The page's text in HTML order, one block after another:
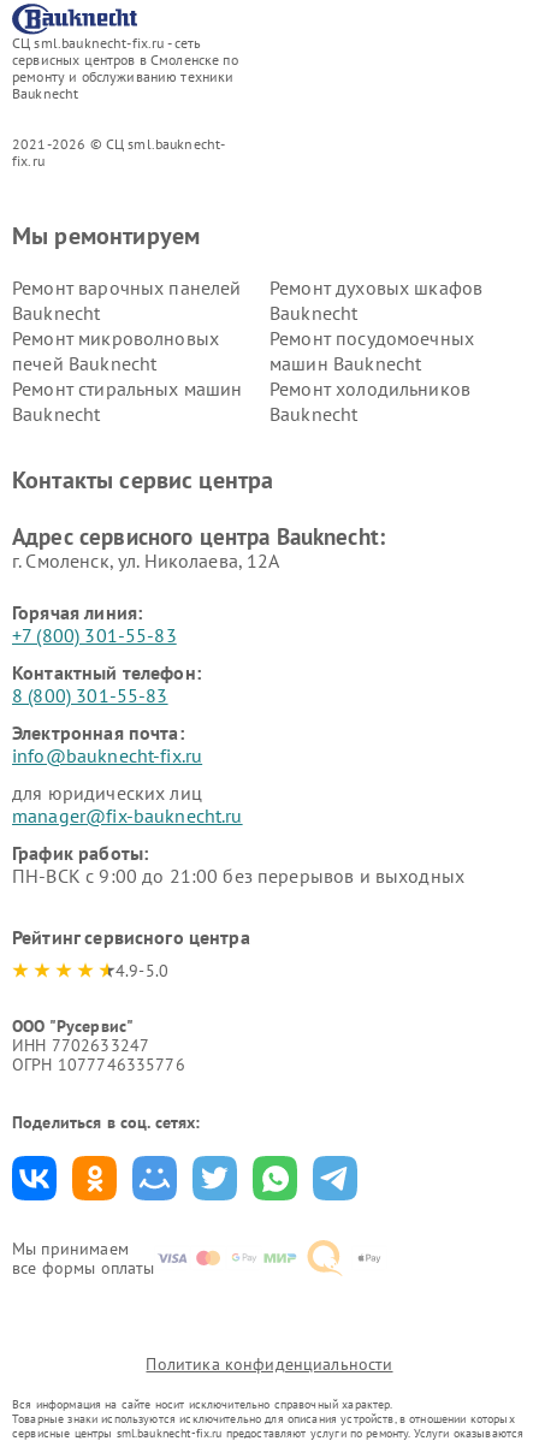
СЦ sml.bauknecht-fix.ru - сеть
сервисных центров в Смоленске по
ремонту и обслуживанию техники
Bauknecht
2021-2026 © СЦ sml.bauknecht-
fix.ru
Мы принимаем
все формы оплаты
Мы ремонтируем
Ремонт варочных панелей
Bauknecht
Ремонт духовых шкафов
Bauknecht
Ремонт микроволновых
печей Bauknecht
Ремонт посудомоечных
машин Bauknecht
Ремонт стиральных машин
Bauknecht
Ремонт холодильников
Bauknecht
Контакты сервис центра
Адрес сервисного центра Bauknecht:
г. Смоленск, ул. Николаева, 12А
Горячая линия:
+7 (800) 301-55-83
Контактный телефон:
8 (800) 301-55-83
Электронная почта:
info@bauknecht-fix.ru
для юридических лиц
manager@fix-bauknecht.ru
График работы:
ПН-ВСК с 9:00 до 21:00 без перерывов и выходных
Рейтинг сервисного центра
4.9-5.0
ООО "Русервис"
ИНН 7702633247
ОГРН 1077746335776
Поделиться в соц. сетях:
Политика конфиденциальности
Вся информация на сайте носит исключительно справочный характер.
Товарные знаки используются исключительно для описания устройств, в отношении которых
сервисные центры sml.bauknecht-fix.ru предоставляют услуги по ремонту. Услуги оказываются